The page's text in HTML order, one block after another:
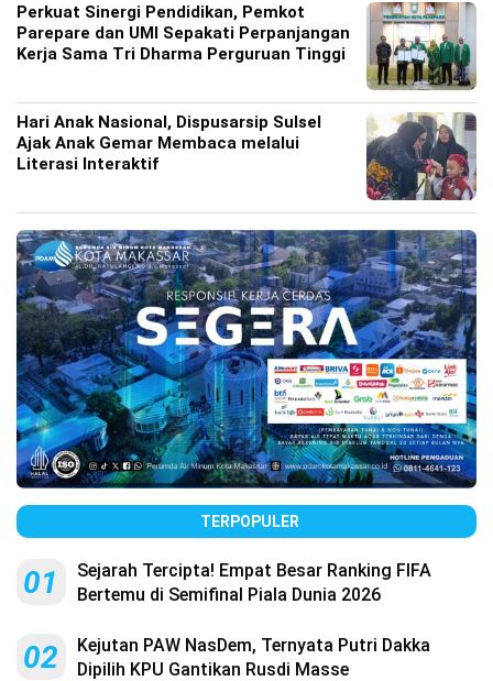
Perkuat Sinergi Pendidikan, Pemkot
Parepare dan UMI Sepakati Perpanjangan
Kerja Sama Tri Dharma Perguruan Tinggi
Hari Anak Nasional, Dispusarsip Sulsel
Ajak Anak Gemar Membaca melalui
Literasi Interaktif
TERPOPULER
01
Sejarah Tercipta! Empat Besar Ranking FIFA
Bertemu di Semifinal Piala Dunia 2026
02
Kejutan PAW NasDem, Ternyata Putri Dakka
Dipilih KPU Gantikan Rusdi Masse